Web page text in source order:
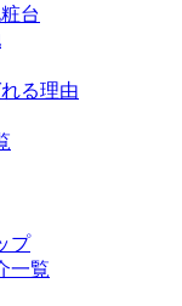
台
る理由
プ
一覧